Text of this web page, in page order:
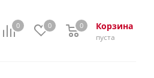
0 0 Корзина
0
пуста
0